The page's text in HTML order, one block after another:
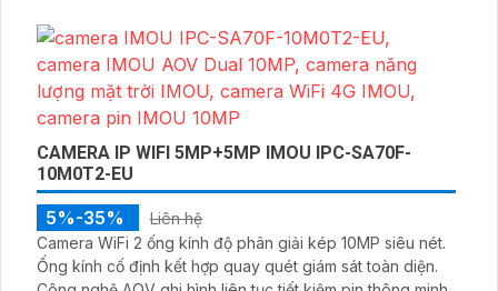
CAMERA IP WIFI 5MP+5MP IMOU IPC-SA70F-
10M0T2-EU
5%-35%
Liên hệ
Camera WiFi 2 ống kính độ phân giải kép 10MP siêu nét.
Ống kính cố định kết hợp quay quét giám sát toàn diện.